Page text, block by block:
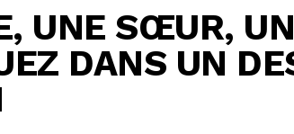
UNE SŒUR,
DANS UN